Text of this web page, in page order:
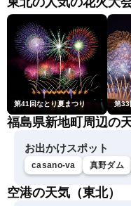
小林李衣奈／内藤邦裕〉
第41回なとり夏まつり 第33
福島県新地町周辺の
お出かけスポット
casano-va 真野ダム
空港の天気（東北）